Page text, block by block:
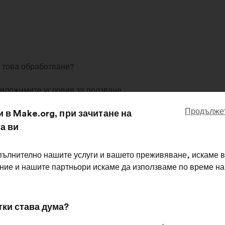
обработване?
условия за ползване
генерирано от участниците(взаимодействие с
забележките, изготвяне на обобщени отчети за нашите
в Make.org, при зачитане на
ви
нашите услуги и вашето преживяване, искаме
ние и нашите партньори искаме да използваме по време
става дума?